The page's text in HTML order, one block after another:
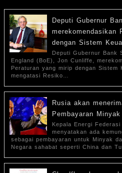
Deputi Gubernur
merekomendasikan
dengan Sistem
Deputi Gubernur Bank
England (BoE), Jon Cunliffe,
Peraturan yang mirip dengan Sistem
mengatasi Resiko…
Rusia akan
Pembayaran
Kepala Energi
menyatakan ada
sebagai pembayaran untuk Minyak
Negara sahabat seperti China dan